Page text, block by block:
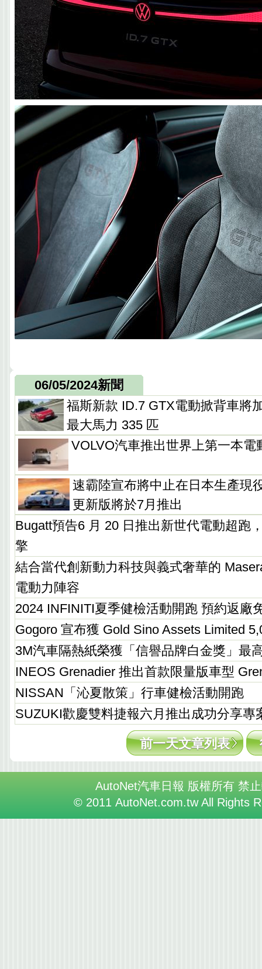
06/05/2024新聞
福斯新款 ID.7 GTX電動掀背車將
最大馬力 335 匹
VOLVO汽車推出世界上第一本電
速霸陸宣布將中止在日本生產現
更新版將於7月推出
Bugatt預告6 月 20 日推出新世代電動超跑
擎
結合當代創新動力科技與義式奢華的
電動力陣容
2024 INFINITI夏季健檢活動開跑 預約返廠
Gogoro 宣布獲 Gold Sino Assets Limited
3M汽車隔熱紙榮獲「信譽品牌白金獎」最
INEOS Grenadier 推出首款限量版車型
NISSAN「沁夏散策」行車健檢活動開跑
SUZUKI歡慶雙料捷報六月推出成功分享專
前一天文章列表
AutoNet汽車日報 版權所有 禁
© 2011 AutoNet.com.tw All Rights